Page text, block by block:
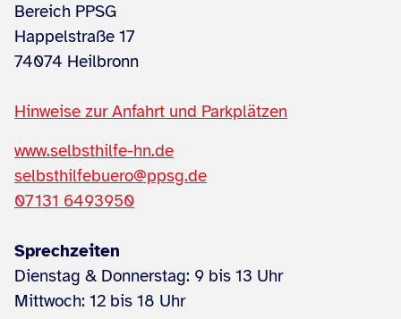
Bereich PPSG
Happelstraße 17
74074 Heilbronn
Hinweise zur Anfahrt und Parkplätzen
www.selbsthilfe-hn.de
selbsthilfebuero@ppsg.de
07131 6493950
Sprechzeiten
Dienstag & Donnerstag: 9 bis 13 Uhr
Mittwoch: 12 bis 18 Uhr